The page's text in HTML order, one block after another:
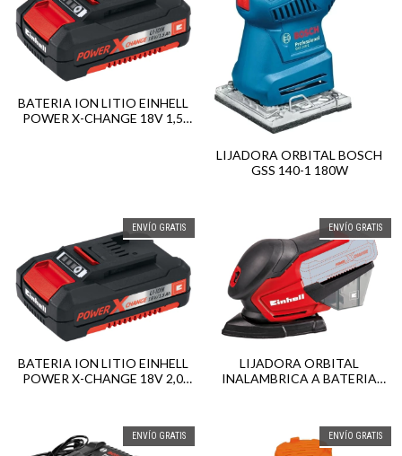
BATERIA ION LITIO EINHELL
POWER X-CHANGE 18V 1,5
LIJADORA ORBITAL BOSCH
GSS 140-1 180W
ENVÍO GRATIS
BATERIA ION LITIO EINHELL
POWER X-CHANGE 18V 2,0
ENVÍO GRATIS
LIJADORA ORBITAL
INALAMBRICA A BATERIA
ENVÍO GRATIS ENVÍO GRATIS